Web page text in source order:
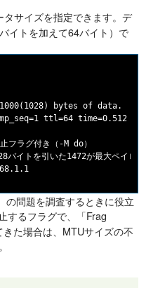
サイズを指定できます。デ
イトを加えて64バイト）で
bytes of data.
ttl=64 time=0.512 ms
フラグ付き（-M do）
イトを引いた1472が最大ペイロ
問題を調査するときに役立
するフラグで、「Frag
た場合は、MTUサイズの不